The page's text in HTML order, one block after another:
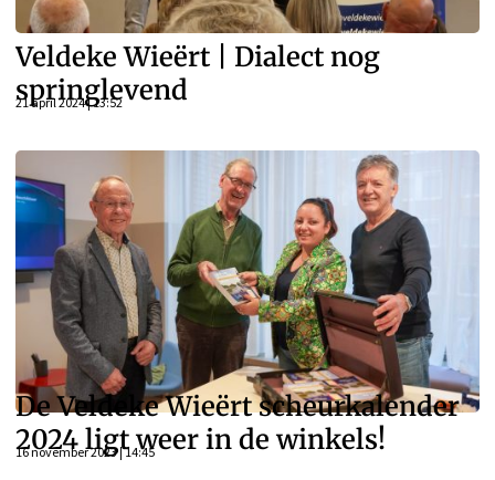
Veldeke Wieërt | Dialect nog
springlevend
21 april 2024 | 13:52
De Veldeke Wieërt scheurkalender
2024 ligt weer in de winkels!
16 november 2023 | 14:45